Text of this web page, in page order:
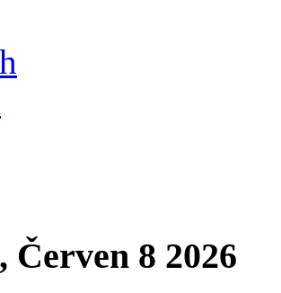
Červen 8 2026